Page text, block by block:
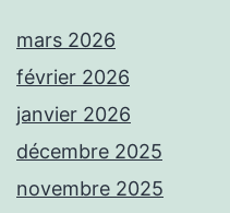
mars 2026
février 2026
janvier 2026
décembre 2025
novembre 2025